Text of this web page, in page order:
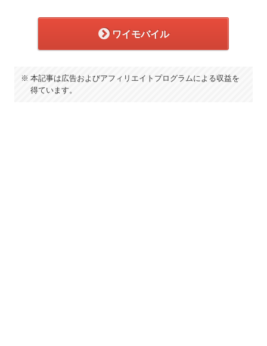
ワイモバイル
本記事は広告およびアフィリエイトプログラムによる収益を
得ています。